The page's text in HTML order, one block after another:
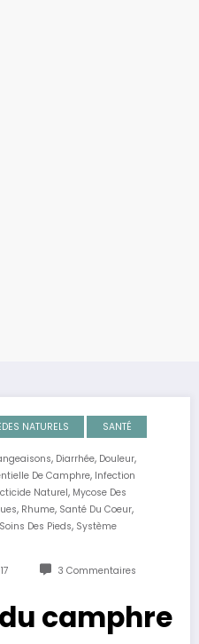
NATURELS SANTÉ
, Diarrhée, Douleur,
De Camphre, Infection
Naturel, Mycose Des
, Rhume, Santé Du Coeur,
Soins Des Pieds, Système
3 Commentaires
camphre